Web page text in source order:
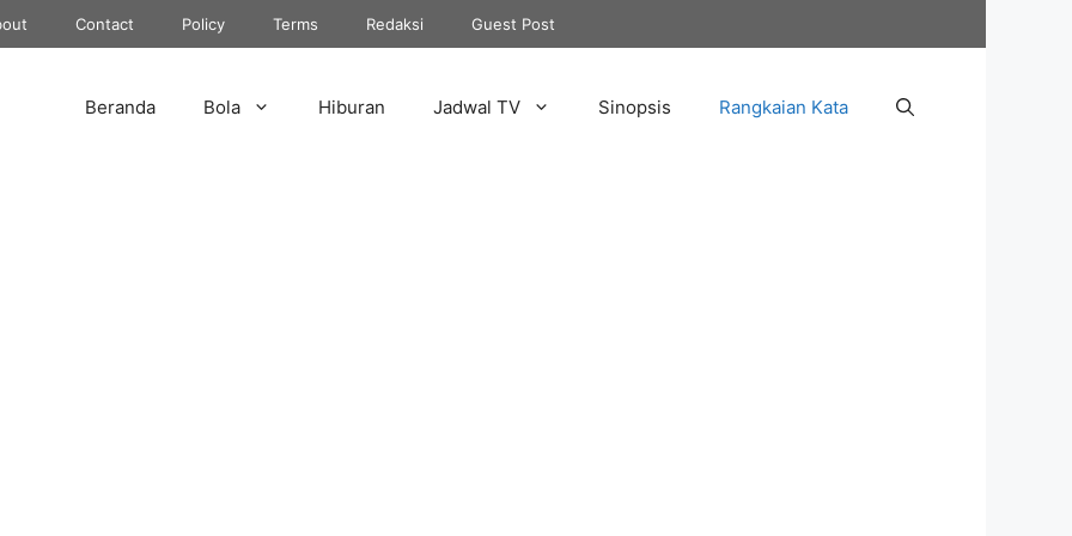
Contact Policy Terms Redaksi Guest Post
Beranda Bola Hiburan Jadwal TV Sinopsis Rangkaian Kata